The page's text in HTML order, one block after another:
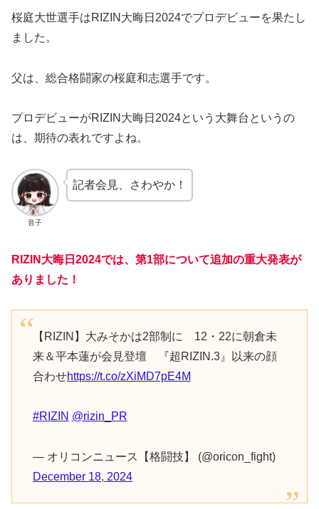
桜庭大世選手はRIZIN大晦日2024でプロデビューを果たし
ました。
父は、総合格闘家の桜庭和志選手です。
プロデビューがRIZIN大晦日2024という大舞台というの
は、期待の表れですよね。
音子
記者会見、さわやか！
RIZIN大晦日2024では、第1部について追加の重大発表が
ありました！
【RIZIN】大みそかは2部制に 12・22に朝倉未
来＆平本蓮が会見登壇 『超RIZIN.3』以来の顔
合わせhttps://t.co/zXiMD7pE4M
#RIZIN @rizin_PR
— オリコンニュース【格闘技】 (@oricon_fight)
December 18, 2024